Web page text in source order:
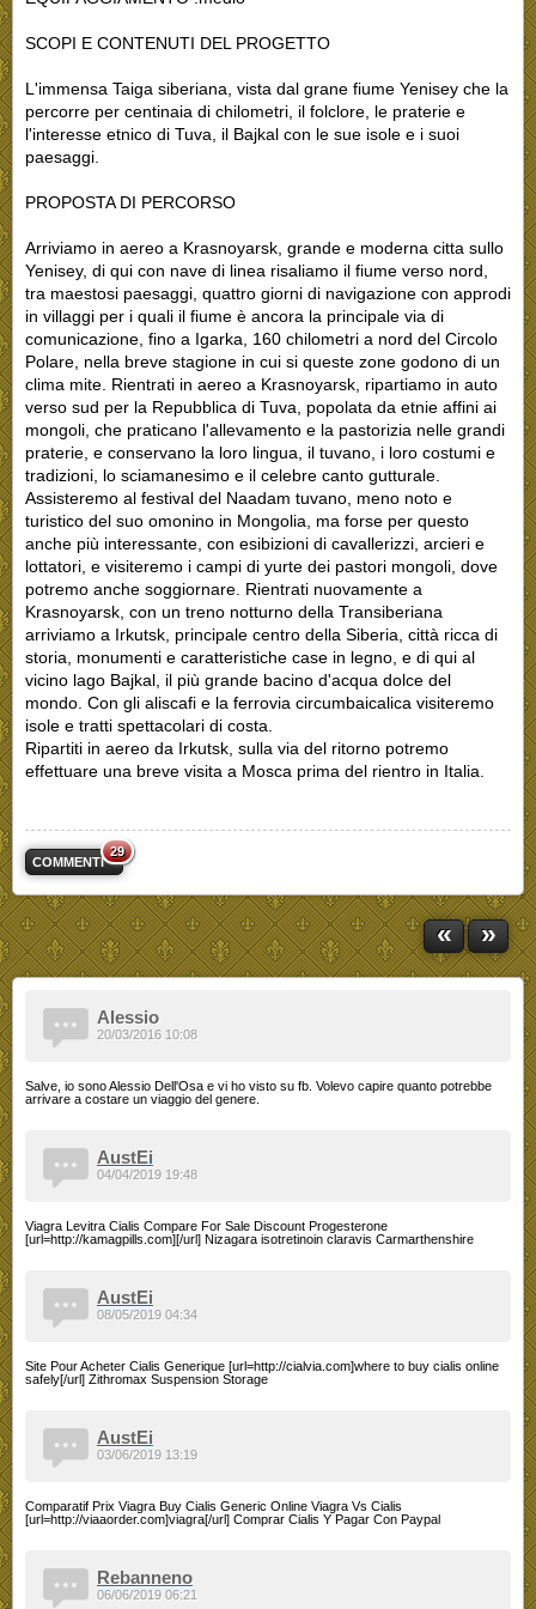
SCOPI E CONTENUTI DEL PROGETTO
L'immensa Taiga siberiana, vista dal grane fiume Yenisey che la
percorre per centinaia di chilometri, il folclore, le praterie e
l'interesse etnico di Tuva, il Bajkal con le sue isole e i suoi
paesaggi.
PROPOSTA DI PERCORSO
Arriviamo in aereo a Krasnoyarsk, grande e moderna citta sullo
Yenisey, di qui con nave di linea risaliamo il fiume verso nord,
tra maestosi paesaggi, quattro giorni di navigazione con approdi
in villaggi per i quali il fiume è ancora la principale via di
comunicazione, fino a Igarka, 160 chilometri a nord del Circolo
Polare, nella breve stagione in cui si queste zone godono di un
clima mite. Rientrati in aereo a Krasnoyarsk, ripartiamo in auto
verso sud per la Repubblica di Tuva, popolata da etnie affini ai
mongoli, che praticano l'allevamento e la pastorizia nelle grandi
praterie, e conservano la loro lingua, il tuvano, i loro costumi e
tradizioni, lo sciamanesimo e il celebre canto gutturale.
Assisteremo al festival del Naadam tuvano, meno noto e
turistico del suo omonino in Mongolia, ma forse per questo
anche più interessante, con esibizioni di cavallerizzi, arcieri e
lottatori, e visiteremo i campi di yurte dei pastori mongoli, dove
potremo anche soggiornare. Rientrati nuovamente a
Krasnoyarsk, con un treno notturno della Transiberiana
arriviamo a Irkutsk, principale centro della Siberia, città ricca di
storia, monumenti e caratteristiche case in legno, e di qui al
vicino lago Bajkal, il più grande bacino d'acqua dolce del
mondo. Con gli aliscafi e la ferrovia circumbaicalica visiteremo
isole e tratti spettacolari di costa.
Ripartiti in aereo da Irkutsk, sulla via del ritorno potremo
effettuare una breve visita a Mosca prima del rientro in Italia.
COMMENTI
29
« »
Alessio
Salve, io sono Alessio Dell'Osa e vi ho visto su fb. Volevo capire quanto potrebbe
arrivare a costare un viaggio del genere.
20/03/2016 10:08
AustEi
Viagra Levitra Cialis Compare For Sale Discount Progesterone
[url=http://kamagpills.com][/url] Nizagara isotretinoin claravis Carmarthenshire
04/04/2019 19:48
AustEi
Site Pour Acheter Cialis Generique [url=http://cialvia.com]where to buy cialis online
safely[/url] Zithromax Suspension Storage
08/05/2019 04:34
AustEi
Comparatif Prix Viagra Buy Cialis Generic Online Viagra Vs Cialis
[url=http://viaaorder.com]viagra[/url] Comprar Cialis Y Pagar Con Paypal
03/06/2019 13:19
Rebanneno
06/06/2019 06:21